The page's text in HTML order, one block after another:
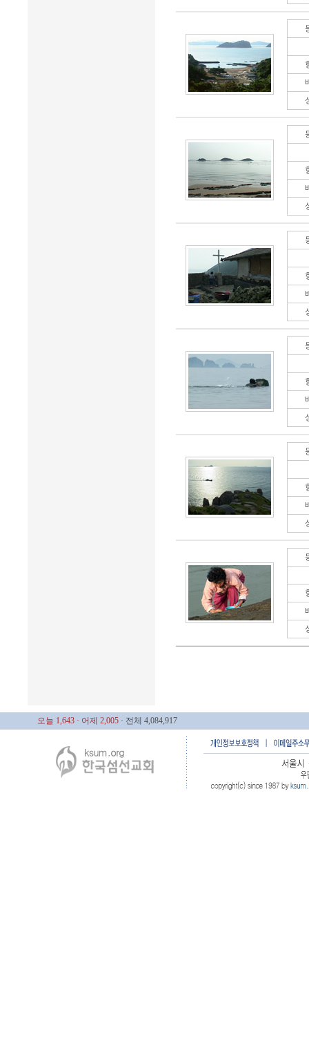
오늘 1,643 · 어제 2,005 · 전체 4,084,917